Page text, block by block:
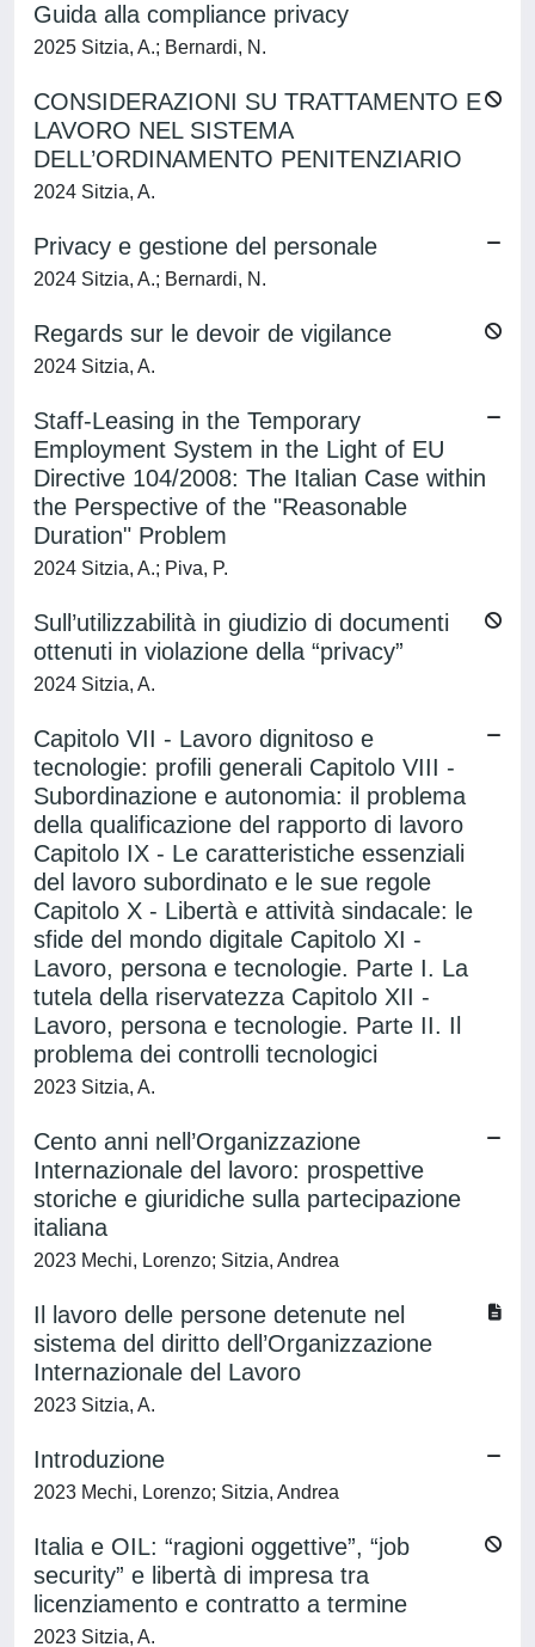
Guida alla compliance privacy
2025 Sitzia, A.; Bernardi, N.
CONSIDERAZIONI SU TRATTAMENTO E
LAVORO NEL SISTEMA
DELL’ORDINAMENTO PENITENZIARIO
2024 Sitzia, A.
Privacy e gestione del personale
2024 Sitzia, A.; Bernardi, N.
Regards sur le devoir de vigilance
2024 Sitzia, A.
Staff-Leasing in the Temporary
Employment System in the Light of EU
Directive 104/2008: The Italian Case within
the Perspective of the "Reasonable
Duration" Problem
2024 Sitzia, A.; Piva, P.
Sull’utilizzabilità in giudizio di documenti
ottenuti in violazione della “privacy”
2024 Sitzia, A.
Capitolo VII - Lavoro dignitoso e
tecnologie: profili generali Capitolo VIII -
Subordinazione e autonomia: il problema
della qualificazione del rapporto di lavoro
Capitolo IX - Le caratteristiche essenziali
del lavoro subordinato e le sue regole
Capitolo X - Libertà e attività sindacale: le
sfide del mondo digitale Capitolo XI -
Lavoro, persona e tecnologie. Parte I. La
tutela della riservatezza Capitolo XII -
Lavoro, persona e tecnologie. Parte II. Il
problema dei controlli tecnologici
2023 Sitzia, A.
Cento anni nell’Organizzazione
Internazionale del lavoro: prospettive
storiche e giuridiche sulla partecipazione
italiana
2023 Mechi, Lorenzo; Sitzia, Andrea
Il lavoro delle persone detenute nel
sistema del diritto dell’Organizzazione
Internazionale del Lavoro
2023 Sitzia, A.
Introduzione
2023 Mechi, Lorenzo; Sitzia, Andrea
Italia e OIL: “ragioni oggettive”, “job
security” e libertà di impresa tra
licenziamento e contratto a termine
2023 Sitzia, A.